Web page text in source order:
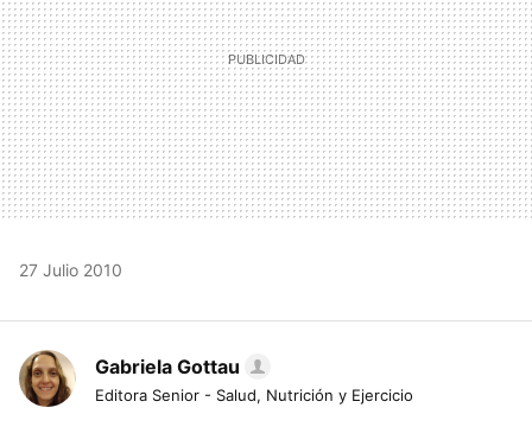
27 Julio 2010
Gabriela Gottau
Editora Senior - Salud, Nutrición y Ejercicio